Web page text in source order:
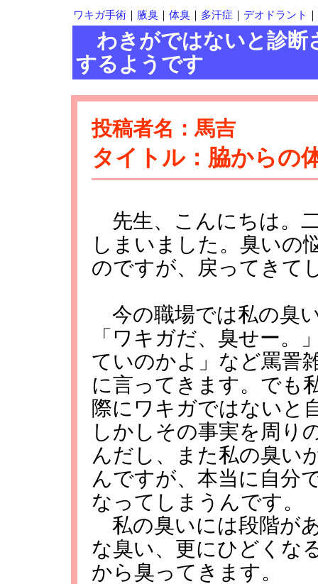
ワキガ手術 腋臭 体臭 多汗症 デオドラント
わきがではないと診断
するようです
投稿者名：馬吉
タイトル：脇からの
先生、こんにちは。
しまいました。臭いの
のですが、戻ってきて
今の職場では私の臭
「ワキガだ、臭せー。
ていのかよ」など罵詈
に言ってきます。でも
際にワキガではないと
しかしその事実を周り
んだし、また私の臭い
んですが、本当に自分
なってしまうんです。
私の臭いには段階が
な臭い、更にひどくな
から臭ってきます。